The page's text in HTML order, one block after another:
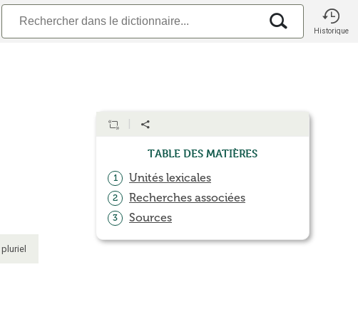
Historique
pluriel
Table des matières
1 Unités lexicales
2 Recherches associées
3 Sources